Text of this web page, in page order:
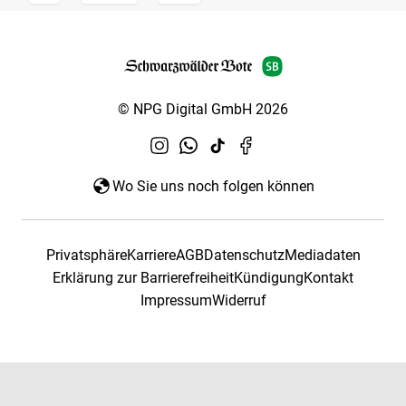
© NPG Digital GmbH 2026
Wo Sie uns noch folgen können
PrivatsphäreKarriereAGBDatenschutzMediadaten
Erklärung zur BarrierefreiheitKündigungKontakt
ImpressumWiderruf